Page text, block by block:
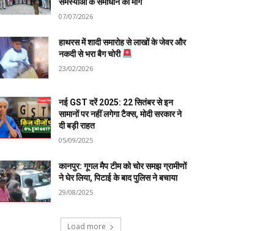
07/07/2026
हाथरस में शादी समारोह से लाखों के जेवर और
नकदी से भरा बैग चोरी
23/02/2026
नई GST दरें 2025: 22 सितंबर से इन
सामानों पर नहीं लगेगा टैक्स, मोदी सरकार ने
दी बड़ी राहत
05/09/2025
कानपुर: गूगल मैप टीम को चोर समझ ग्रामीणों
ने घेर लिया, पिटाई के बाद पुलिस ने बचाया
29/08/2025
Load more